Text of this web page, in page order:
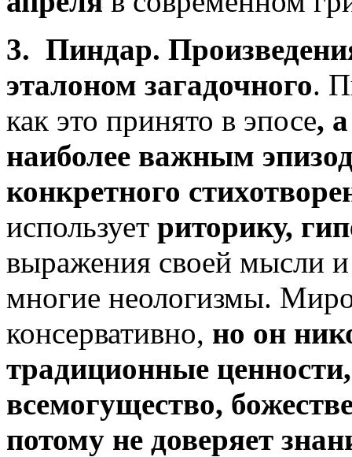
3. Пиндар.
эталоном загадочного.
как это принято в эпосе,
наиболее важным
конкретного
использует риторику,
выражения своей мысли и
многие неологизмы.
консервативно, но он
традиционные
всемогущество,
потому не доверяет